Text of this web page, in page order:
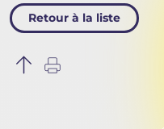
Retour à la liste